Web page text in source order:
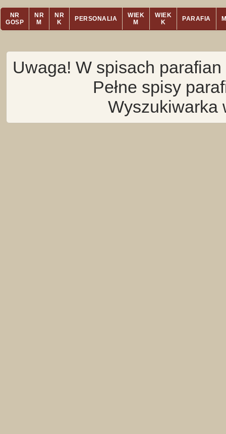
NR
GOSP
NR
M
NR
K
PERSONALIA
WIEK
M
WIEK
K
PARAFIA
Uwaga! W spisach
Pełne spisy
Wyszukiwarka